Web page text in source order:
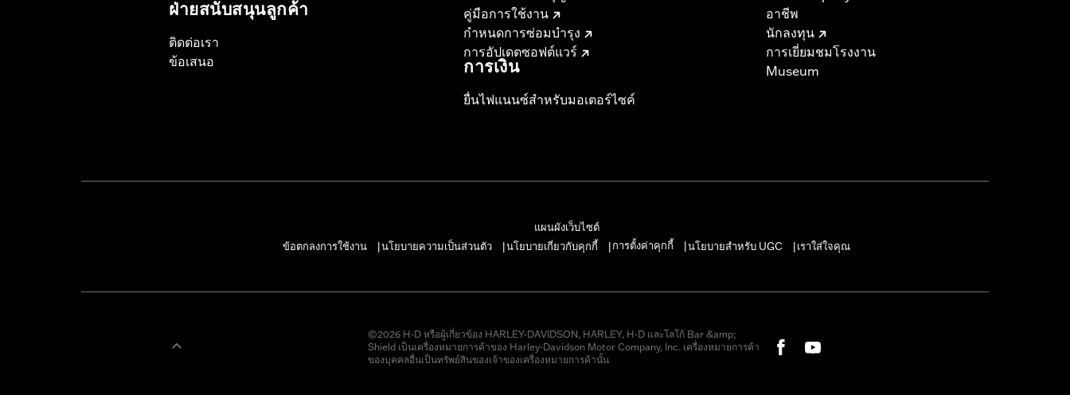
ฝ่ายสนับสนุนลูกค้า
ติดต่อเรา
ข้อเสนอ
คู่มือการใช้งาน
กำหนดการซ่อมบำรุง
การอัปเดตซอฟต์แวร์
การเงิน
ยื่นไฟแนนซ์สำหรับมอเตอร์ไซค์
อาชีพ
นักลงทุน
การเยี่ยมชมโรงงาน
Museum
แผนผังเว็บไซต์
ข้อตกลงการใช้งาน
นโยบายความเป็นส่วนตัว นโยบายเกี่ยวกับคุกกี้ การตั้งค่าคุกกี้ นโยบายสำหรับ UGC เราใส่ใจคุณ
©2026 H-D หรือผู้เกี่ยวข้อง HARLEY-DAVIDSON, HARLEY, H-D และโลโก้ Bar &amp;
Shield เป็นเครื่องหมายการค้าของ Harley-Davidson Motor Company, Inc. เครื่องหมายการค้า
ของบุคคลอื่นเป็นทรัพย์สินของเจ้าของเครื่องหมายการค้านั้น